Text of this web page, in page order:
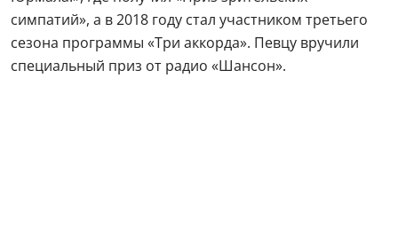
симпатий», а в 2018 году стал участником третьего
сезона программы «Три аккорда». Певцу вручили
специальный приз от радио «Шансон».